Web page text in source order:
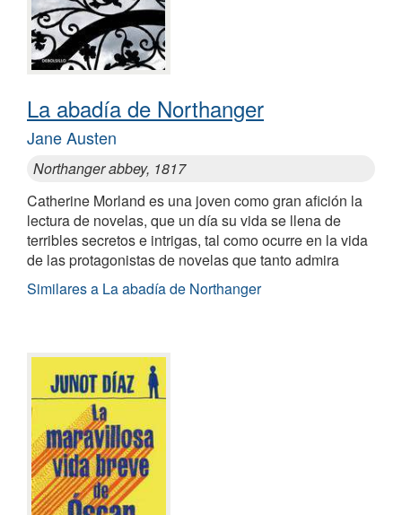
La abadía de Northanger
Jane Austen
Northanger abbey, 1817
Catherine Morland es una joven como gran afición la
lectura de novelas, que un día su vida se llena de
terribles secretos e intrigas, tal como ocurre en la vida
de las protagonistas de novelas que tanto admira
Similares a La abadía de Northanger